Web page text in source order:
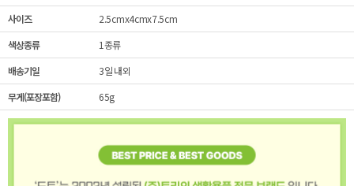
사이즈
2.5cmx4cmx7.5cm
색상종류
1종류
배송기일
3일 내외
무게(포장포함)
65g